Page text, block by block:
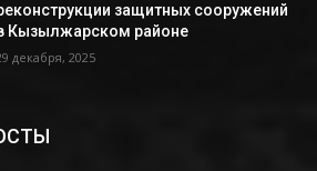
защитных сооружений
Кызылжарском районе
декабря, 2025